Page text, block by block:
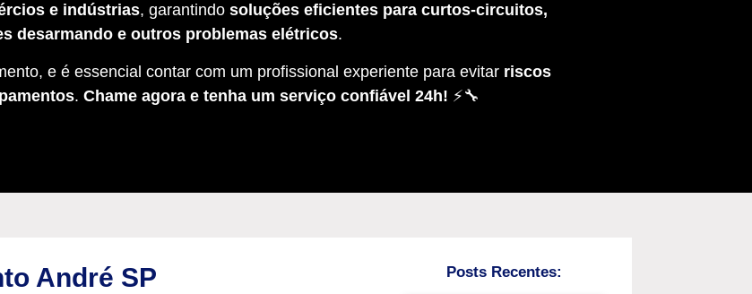
e indústrias, garantindo soluções eficientes para curtos-circuitos,
desarmando e outros problemas elétricos.
e é essencial contar com um profissional experiente para evitar riscos
. Chame agora e tenha um serviço confiável 24h! ⚡🔧
André SP Posts Recentes: